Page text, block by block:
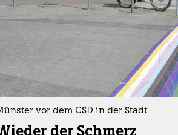
vor dem CSD in der Stadt
der Schmerz